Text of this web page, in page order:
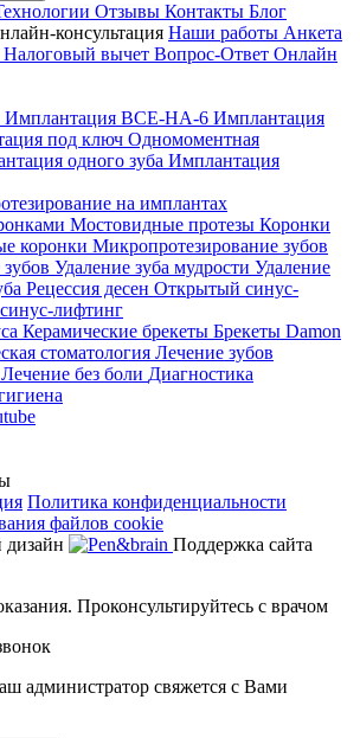
Отзывы Контакты Блог
консультация Наши работы Анкета
Налоговый вычет Вопрос-Ответ Онлайн
Имплантация ВСЕ-НА-6 Имплантация
под ключ Одномоментная
одного зуба Имплантация
на имплантах
Мостовидные протезы Коронки
коронки Микропротезирование зубов
Удаление зуба мудрости Удаление
Рецессия десен Открытый синус-
лифтинг
Керамические брекеты Брекеты Damon
стоматология Лечение зубов
Лечение без боли Диагностика
Политика конфиденциальности
файлов cookie
дизайн
Поддержка сайта
Проконсультируйтесь с врачом
администратор свяжется с Вами